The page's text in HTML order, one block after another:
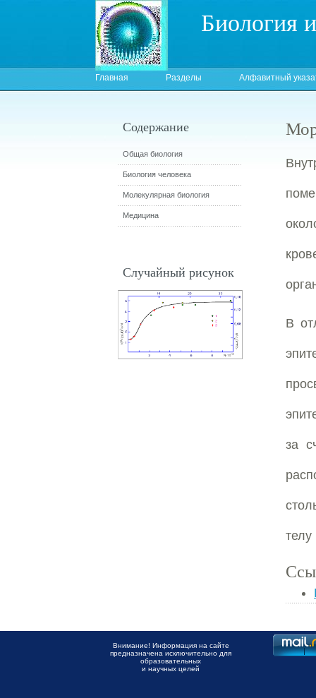
Биология
Главная Разделы Алфавитный
В
за
Содержание
Общая биология
Биология человека
Молекулярная биология
Медицина
Случайный рисунок
Внимание! Информация на сайте
предназначена исключительно для
образовательных
и научных целей